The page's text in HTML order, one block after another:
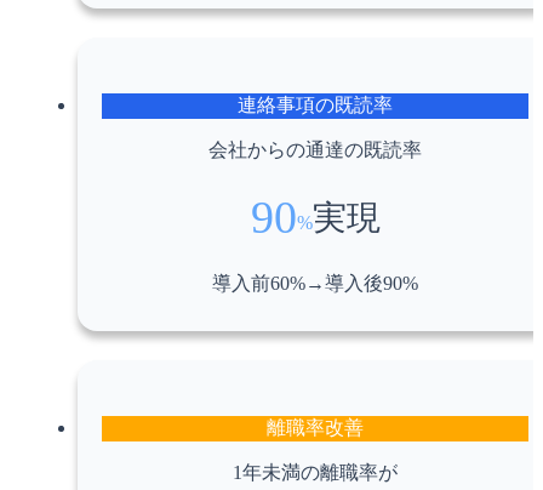
連絡事項の既読率
会社からの通達の既読率
90%実現
導入前60%→導入後90%
離職率改善
1年未満の離職率が